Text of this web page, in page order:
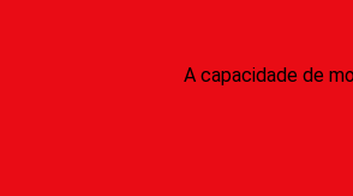
A capacidade de